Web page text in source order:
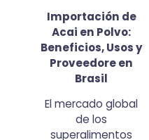
Importación de
Acai en Polvo:
Beneficios, Usos y
Proveedore en
Brasil
El mercado global
de los
superalimentos